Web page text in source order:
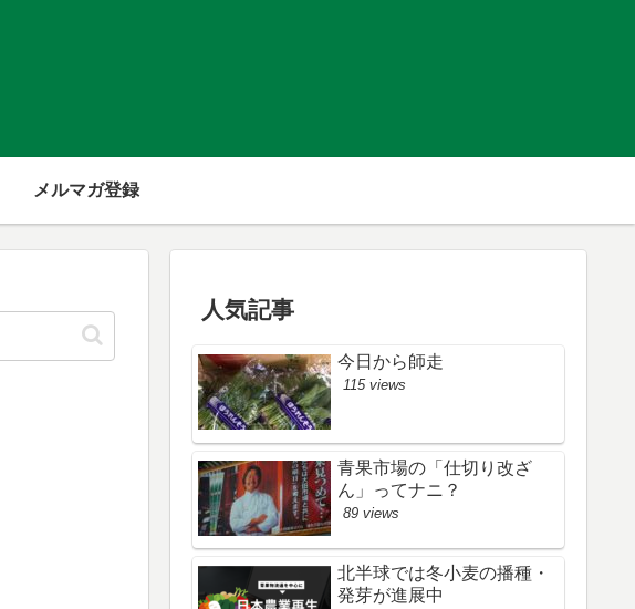
メルマガ登録
人気記事
今日から師走
115 views
青果市場の「仕切り改ざ
ん」ってナニ？
89 views
北半球では冬小麦の播種・
発芽が進展中